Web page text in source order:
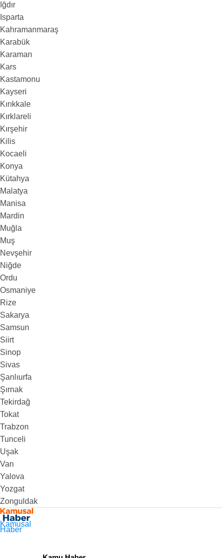
Iğdır
Isparta
Kahramanmaraş
Karabük
Karaman
Kars
Kastamonu
Kayseri
Kırıkkale
Kırklareli
Kırşehir
Kilis
Kocaeli
Konya
Kütahya
Malatya
Manisa
Mardin
Muğla
Muş
Nevşehir
Niğde
Ordu
Osmaniye
Rize
Sakarya
Samsun
Siirt
Sinop
Sivas
Şanlıurfa
Şırnak
Tekirdağ
Tokat
Trabzon
Tunceli
Uşak
Van
Yalova
Yozgat
Zonguldak
Kamusal
Haber